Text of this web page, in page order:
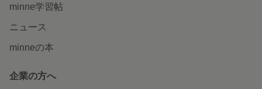
minne学習帖
ニュース
minneの本
企業の方へ